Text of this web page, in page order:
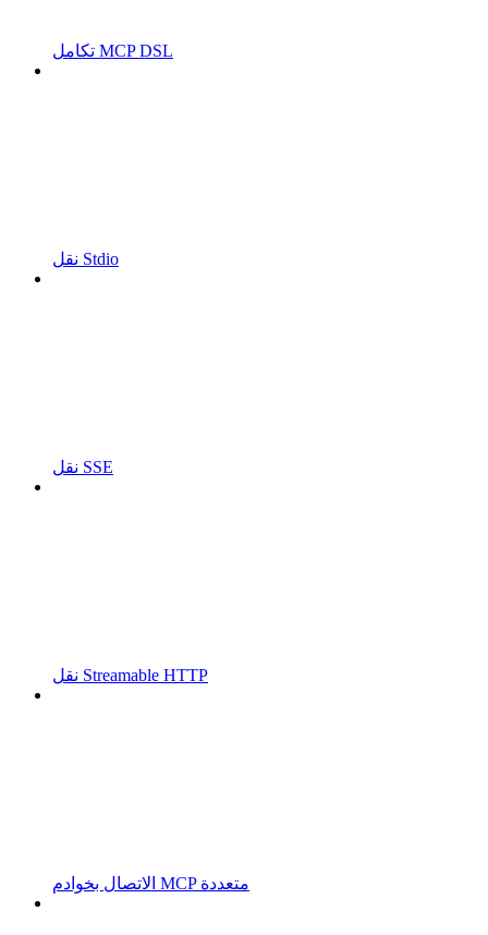
تكامل MCP DSL
نقل Stdio
نقل SSE
نقل Streamable HTTP
الاتصال بخوادم MCP متعددة